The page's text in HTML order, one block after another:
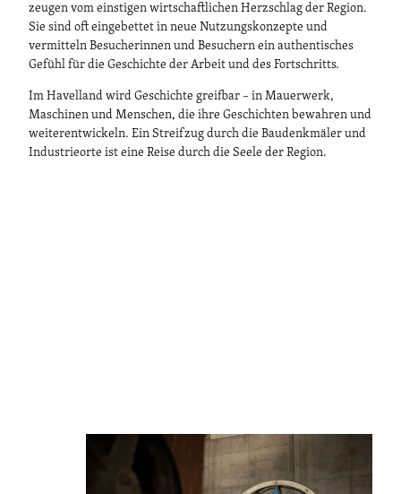
zeugen vom einstigen wirtschaftlichen Herzschlag der Region.
Sie sind oft eingebettet in neue Nutzungskonzepte und
vermitteln Besucherinnen und Besuchern ein authentisches
Gefühl für die Geschichte der Arbeit und des Fortschritts.
Im Havelland wird Geschichte greifbar – in Mauerwerk,
Maschinen und Menschen, die ihre Geschichten bewahren und
weiterentwickeln. Ein Streifzug durch die Baudenkmäler und
Industrieorte ist eine Reise durch die Seele der Region.